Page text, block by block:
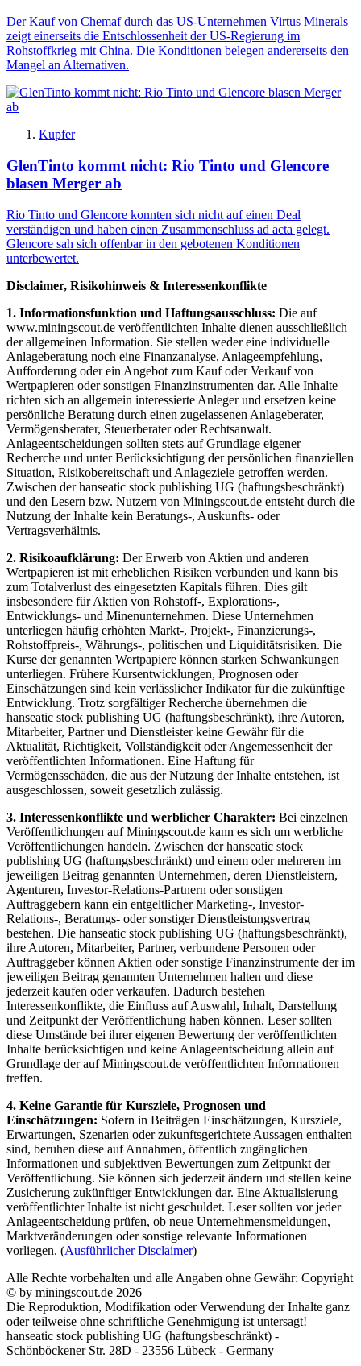
Der Kauf von Chemaf durch das US-Unternehmen Virtus Minerals
zeigt einerseits die Entschlossenheit der US-Regierung im
Rohstoffkrieg mit China. Die Konditionen belegen andererseits den
Mangel an Alternativen.
Kupfer
GlenTinto kommt nicht: Rio Tinto und Glencore
blasen Merger ab
Rio Tinto und Glencore konnten sich nicht auf einen Deal
verständigen und haben einen Zusammenschluss ad acta gelegt.
Glencore sah sich offenbar in den gebotenen Konditionen
unterbewertet.
Disclaimer, Risikohinweis & Interessenkonflikte
1. Informationsfunktion und Haftungsausschluss: Die auf
www.miningscout.de veröffentlichten Inhalte dienen ausschließlich
der allgemeinen Information. Sie stellen weder eine individuelle
Anlageberatung noch eine Finanzanalyse, Anlageempfehlung,
Aufforderung oder ein Angebot zum Kauf oder Verkauf von
Wertpapieren oder sonstigen Finanzinstrumenten dar. Alle Inhalte
richten sich an allgemein interessierte Anleger und ersetzen keine
persönliche Beratung durch einen zugelassenen Anlageberater,
Vermögensberater, Steuerberater oder Rechtsanwalt.
Anlageentscheidungen sollten stets auf Grundlage eigener
Recherche und unter Berücksichtigung der persönlichen finanziellen
Situation, Risikobereitschaft und Anlageziele getroffen werden.
Zwischen der hanseatic stock publishing UG (haftungsbeschränkt)
und den Lesern bzw. Nutzern von Miningscout.de entsteht durch die
Nutzung der Inhalte kein Beratungs-, Auskunfts- oder
Vertragsverhältnis.
2. Risikoaufklärung: Der Erwerb von Aktien und anderen
Wertpapieren ist mit erheblichen Risiken verbunden und kann bis
zum Totalverlust des eingesetzten Kapitals führen. Dies gilt
insbesondere für Aktien von Rohstoff-, Explorations-,
Entwicklungs- und Minenunternehmen. Diese Unternehmen
unterliegen häufig erhöhten Markt-, Projekt-, Finanzierungs-,
Rohstoffpreis-, Währungs-, politischen und Liquiditätsrisiken. Die
Kurse der genannten Wertpapiere können starken Schwankungen
unterliegen. Frühere Kursentwicklungen, Prognosen oder
Einschätzungen sind kein verlässlicher Indikator für die zukünftige
Entwicklung. Trotz sorgfältiger Recherche übernehmen die
hanseatic stock publishing UG (haftungsbeschränkt), ihre Autoren,
Mitarbeiter, Partner und Dienstleister keine Gewähr für die
Aktualität, Richtigkeit, Vollständigkeit oder Angemessenheit der
veröffentlichten Informationen. Eine Haftung für
Vermögensschäden, die aus der Nutzung der Inhalte entstehen, ist
ausgeschlossen, soweit gesetzlich zulässig.
3. Interessenkonflikte und werblicher Charakter: Bei einzelnen
Veröffentlichungen auf Miningscout.de kann es sich um werbliche
Veröffentlichungen handeln. Zwischen der hanseatic stock
publishing UG (haftungsbeschränkt) und einem oder mehreren im
jeweiligen Beitrag genannten Unternehmen, deren Dienstleistern,
Agenturen, Investor-Relations-Partnern oder sonstigen
Auftraggebern kann ein entgeltlicher Marketing-, Investor-
Relations-, Beratungs- oder sonstiger Dienstleistungsvertrag
bestehen. Die hanseatic stock publishing UG (haftungsbeschränkt),
ihre Autoren, Mitarbeiter, Partner, verbundene Personen oder
Auftraggeber können Aktien oder sonstige Finanzinstrumente der im
jeweiligen Beitrag genannten Unternehmen halten und diese
jederzeit kaufen oder verkaufen. Dadurch bestehen
Interessenkonflikte, die Einfluss auf Auswahl, Inhalt, Darstellung
und Zeitpunkt der Veröffentlichung haben können. Leser sollten
diese Umstände bei ihrer eigenen Bewertung der veröffentlichten
Inhalte berücksichtigen und keine Anlageentscheidung allein auf
Grundlage der auf Miningscout.de veröffentlichten Informationen
treffen.
4. Keine Garantie für Kursziele, Prognosen und
Einschätzungen: Sofern in Beiträgen Einschätzungen, Kursziele,
Erwartungen, Szenarien oder zukunftsgerichtete Aussagen enthalten
sind, beruhen diese auf Annahmen, öffentlich zugänglichen
Informationen und subjektiven Bewertungen zum Zeitpunkt der
Veröffentlichung. Sie können sich jederzeit ändern und stellen keine
Zusicherung zukünftiger Entwicklungen dar. Eine Aktualisierung
veröffentlichter Inhalte ist nicht geschuldet. Leser sollten vor jeder
Anlageentscheidung prüfen, ob neue Unternehmensmeldungen,
Marktveränderungen oder sonstige relevante Informationen
vorliegen. (Ausführlicher Disclaimer)
Alle Rechte vorbehalten und alle Angaben ohne Gewähr: Copyright
© by miningscout.de 2026
Die Reproduktion, Modifikation oder Verwendung der Inhalte ganz
oder teilweise ohne schriftliche Genehmigung ist untersagt!
hanseatic stock publishing UG (haftungsbeschränkt) -
Schönböckener Str. 28D - 23556 Lübeck - Germany